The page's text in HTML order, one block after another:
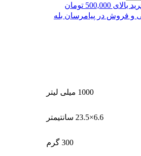
تومان
و فروش در پیامرسان بله
1000 میلی لیتر
6.6×23.5 سانتیمتر
300 گرم